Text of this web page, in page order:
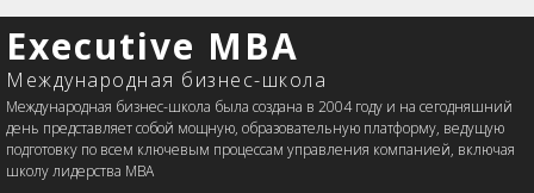
Executive MBA
Международная бизнес-школа
Международная бизнес-школа была создана в 2004 году и на сегодняшний
день представляет собой мощную, образовательную платформу, ведущую
подготовку по всем ключевым процессам управления компанией, включая
школу лидерства MBA